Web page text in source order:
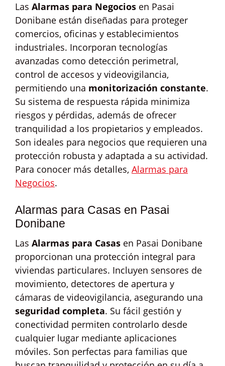
Las Alarmas para Negocios en Pasai
Donibane están diseñadas para proteger
comercios, oficinas y establecimientos
industriales. Incorporan tecnologías
avanzadas como detección perimetral,
control de accesos y videovigilancia,
permitiendo una monitorización constante.
Su sistema de respuesta rápida minimiza
riesgos y pérdidas, además de ofrecer
tranquilidad a los propietarios y empleados.
Son ideales para negocios que requieren una
protección robusta y adaptada a su actividad.
Para conocer más detalles, Alarmas para
Negocios.
Alarmas para Casas en Pasai
Donibane
Las Alarmas para Casas en Pasai Donibane
proporcionan una protección integral para
viviendas particulares. Incluyen sensores de
movimiento, detectores de apertura y
cámaras de videovigilancia, asegurando una
seguridad completa. Su fácil gestión y
conectividad permiten controlarlo desde
cualquier lugar mediante aplicaciones
móviles. Son perfectas para familias que